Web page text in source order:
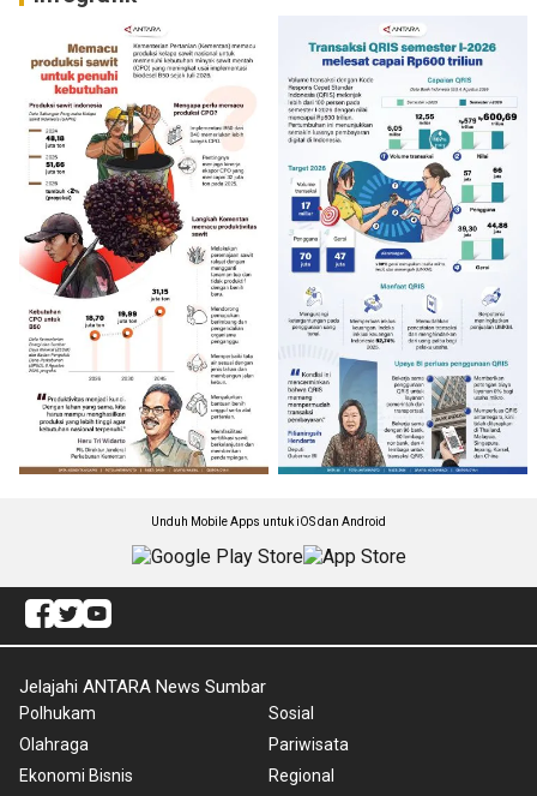
Unduh Mobile Apps untuk iOS dan Android
Jelajahi ANTARA News Sumbar
Polhukam
Olahraga
Ekonomi Bisnis
Sosial
Pariwisata
Regional